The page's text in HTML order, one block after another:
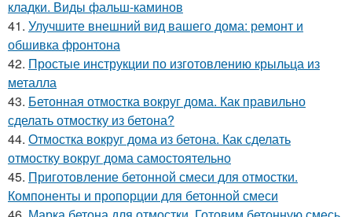
кладки. Виды фальш-каминов
41. Улучшите внешний вид вашего дома: ремонт и
обшивка фронтона
42. Простые инструкции по изготовлению крыльца из
металла
43. Бетонная отмостка вокруг дома. Как правильно
сделать отмостку из бетона?
44. Отмостка вокруг дома из бетона. Как сделать
отмостку вокруг дома самостоятельно
45. Приготовление бетонной смеси для отмостки.
Компоненты и пропорции для бетонной смеси